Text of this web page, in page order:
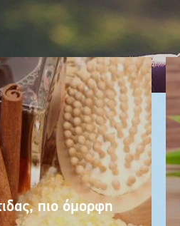
πιο όμορφη